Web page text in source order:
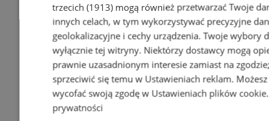
trzecich (1913) mogą również przetwarzać Twoje
innych celach, w tym wykorzystywać precyzyjne
geolokalizacyjne i cechy urządzenia. Twoje wybory
wyłącznie tej witryny. Niektórzy dostawcy mogą
prawnie uzasadnionym interesie zamiast na
sprzeciwić się temu w Ustawieniach reklam.
wycofać swoją zgodę w Ustawieniach plików cookie
prywatności